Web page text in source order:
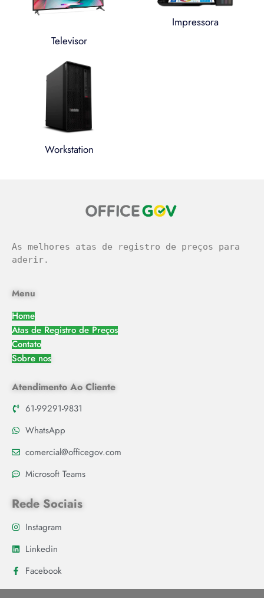
Televisor
Impressora
Workstation
As melhores atas de registro de preços para
aderir.
Menu
Home
Atas de Registro de Preços
Contato
Sobre nos
Atendimento Ao Cliente
61-99291-9831
WhatsApp
comercial@officegov.com
Microsoft Teams
Rede Sociais
Instagram
Linkedin
Facebook